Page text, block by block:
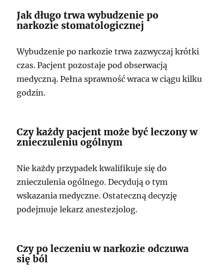
Jak długo trwa wybudzenie po
narkozie stomatologicznej
Wybudzenie po narkozie trwa zazwyczaj krótki
czas. Pacjent pozostaje pod obserwacją
medyczną. Pełna sprawność wraca w ciągu kilku
godzin.
Czy każdy pacjent może być leczony w
znieczuleniu ogólnym
Nie każdy przypadek kwalifikuje się do
znieczulenia ogólnego. Decydują o tym
wskazania medyczne. Ostateczną decyzję
podejmuje lekarz anestezjolog.
Czy po leczeniu w narkozie odczuwa
się ból